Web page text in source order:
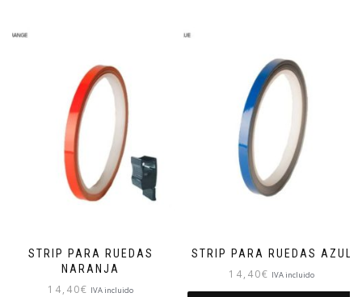
STRIP PARA RUEDAS
NARANJA
14,40€ IVA incluido
STRIP PARA RUEDAS AZUL
14,40€ IVA incluido